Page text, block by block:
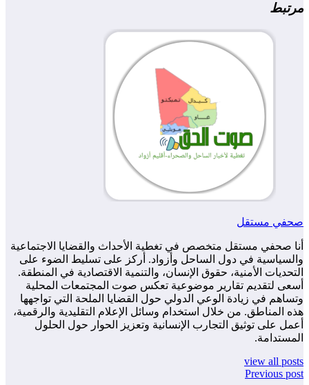
مرتبط
صحفي مستقل
أنا صحفي مستقل متخصص في تغطية الأحداث والقضايا الاجتماعية
والسياسية في دول الساحل وأزواد. أركز على تسليط الضوء على
التحديات الأمنية، حقوق الإنسان، والتنمية الاقتصادية في المنطقة.
أسعى لتقديم تقارير موضوعية تعكس صوت المجتمعات المحلية
وتساهم في زيادة الوعي الدولي حول القضايا الملحة التي تواجهها
هذه المناطق. من خلال استخدام وسائل الإعلام التقليدية والرقمية،
أعمل على توثيق التجارب الإنسانية وتعزيز الحوار حول الحلول
المستدامة.
view all posts
Previous post